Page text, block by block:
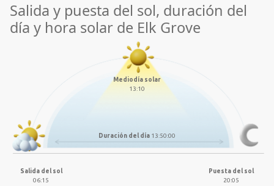
Salida y puesta del sol, duración del
día y hora solar de Elk Grove
Mediodía solar
13:10
Duración del día 13:50:00
Salida del sol
06:15
Puesta del sol
20:05